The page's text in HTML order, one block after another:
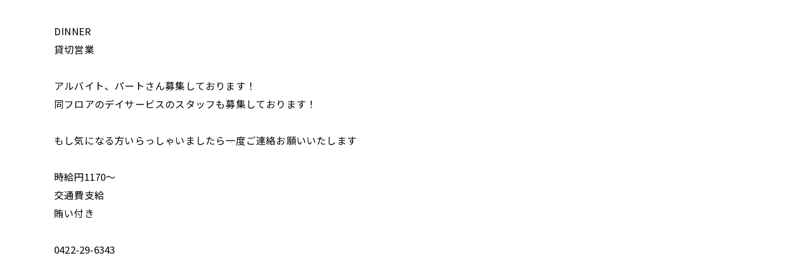
DINNER
貸切営業
アルバイト、パートさん募集しております！
同フロアのデイサービスのスタッフも募集しております！
もし気になる方いらっしゃいましたら一度ご連絡お願いいたします
時給円1170〜
交通費支給
賄い付き
0422-29-6343